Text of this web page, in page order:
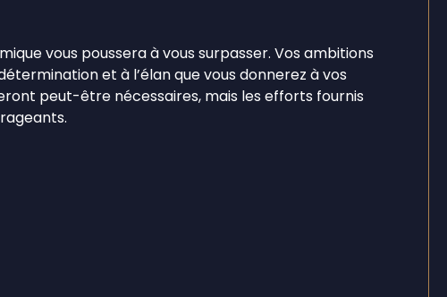
vous poussera à vous surpasser. Vos ambitions
et à l’élan que vous donnerez à vos
peut-être nécessaires, mais les efforts fournis